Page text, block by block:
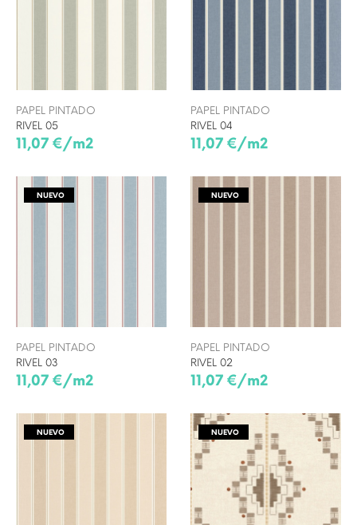
PAPEL PINTADO
RIVEL 05
11,07 €/m2
PAPEL PINTADO
RIVEL 04
11,07 €/m2
NUEVO
PAPEL PINTADO
RIVEL 03
11,07 €/m2
NUEVO
PAPEL PINTADO
RIVEL 02
11,07 €/m2
NUEVO NUEVO